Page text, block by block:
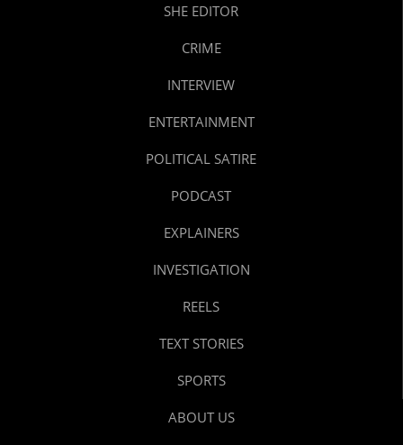
SHE EDITOR
CRIME
INTERVIEW
ENTERTAINMENT
POLITICAL SATIRE
PODCAST
EXPLAINERS
INVESTIGATION
REELS
TEXT STORIES
SPORTS
ABOUT US